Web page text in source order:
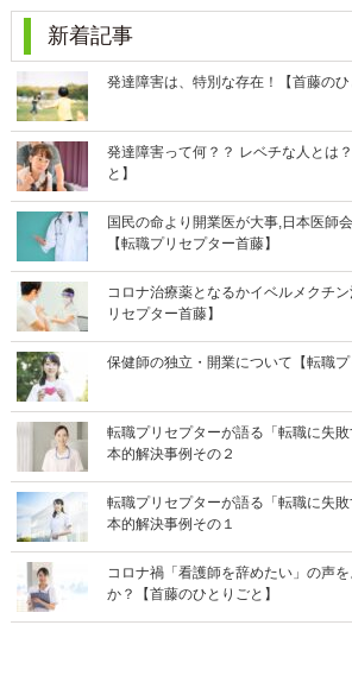
新着記事
発達障害は、特別な存在！【首藤のひ
発達障害って何？？ レベチな人とは
と】
国民の命より開業医が大事,日本医師
【転職プリセプター首藤】
コロナ治療薬となるかイベルメクチ
リセプター首藤】
保健師の独立・開業について【転職プ
転職プリセプターが語る「転職に失
本的解決事例その２
転職プリセプターが語る「転職に失
本的解決事例その１
コロナ禍「看護師を辞めたい」の声
か？【首藤のひとりごと】